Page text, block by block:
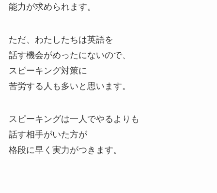
能力が求められます。
ただ、わたしたちは英語を
話す機会がめったにないので、
スピーキング対策に
苦労する人も多いと思います。
スピーキングは一人でやるよりも
話す相手がいた方が
格段に早く実力がつきます。